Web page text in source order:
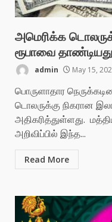
அமெரிக்க
ரூபாவை
admin May 15,
பொருளாதார
டொலருக்கு நிகரான
அதிகரித்துள்ளது.
அறிவிப்பில் இந்த...
Read More